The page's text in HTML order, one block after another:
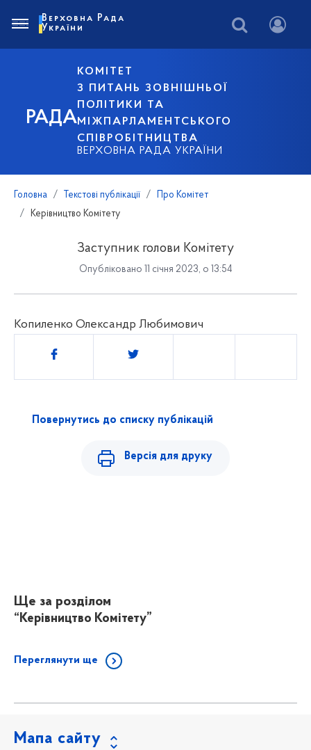
РАДА
КОМІТЕТ
З ПИТАНЬ ЗОВНІШНЬОЇ
ПОЛІТИКИ ТА
МІЖПАРЛАМЕНТСЬКОГО
СПІВРОБІТНИЦТВА
ВЕРХОВНА РАДА УКРАЇНИ
Верховна Рада
України
Головна Текстові публікації
Про Комітет
Керівництво Комітету
Заступник голови Комітету
Опубліковано 11 січня 2023, о 13:54
Копиленко Олександр Любимович
Поділитись
Повернутись до списку публікацій
Версія для друку
Ще за розділом
“Керівництво Комітету”
Переглянути ще
Мапа сайту